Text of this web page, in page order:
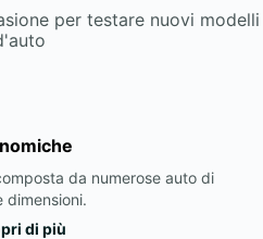
per testare nuovi modelli
da numerose auto di
dimensioni.
di più